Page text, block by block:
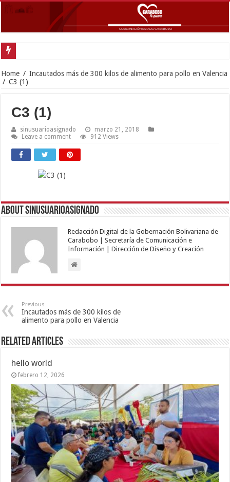
Home / Incautados más de 300 kilos de alimento para pollo en Valencia
/ C3 (1)
C3 (1)
sinusuarioasignado
marzo 21, 2018
Leave a comment
912 Views
About sinusuarioasignado
Redacción Digital de la Gobernación Bolivariana de
Carabobo | Secretaría de Comunicación e
Información | Dirección de Diseño y Creación
Previous
Incautados más de 300 kilos de
alimento para pollo en Valencia
Related Articles
hello world
febrero 12, 2026